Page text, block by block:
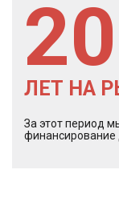
20
ЛЕТ НА
За этот период
финансирование